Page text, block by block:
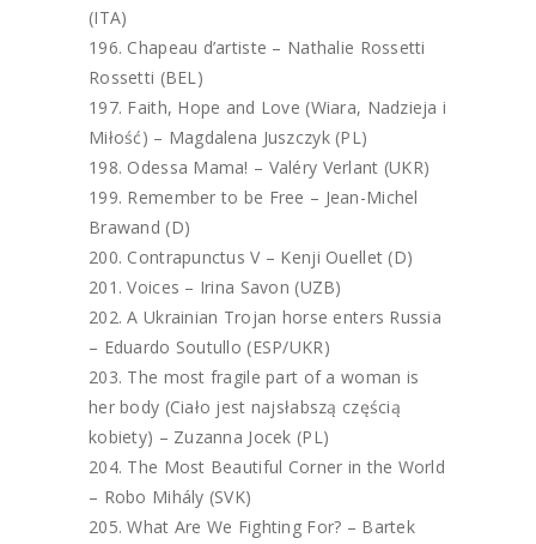
(ITA)
Chapeau d’artiste – Nathalie Rossetti
Rossetti (BEL)
Faith, Hope and Love (Wiara, Nadzieja i
Miłość) – Magdalena Juszczyk (PL)
Odessa Mama! – Valéry Verlant (UKR)
Remember to be Free – Jean-Michel
Brawand (D)
Contrapunctus V – Kenji Ouellet (D)
Voices – Irina Savon (UZB)
A Ukrainian Trojan horse enters Russia
– Eduardo Soutullo (ESP/UKR)
The most fragile part of a woman is
her body (Ciało jest najsłabszą częścią
kobiety) – Zuzanna Jocek (PL)
The Most Beautiful Corner in the World
– Robo Mihály (SVK)
What Are We Fighting For? – Bartek